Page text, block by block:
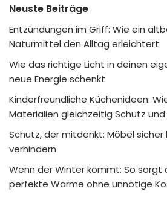
Neuste Beiträge
Entzündungen im Griff: Wie ein
Naturmittel den Alltag erleichtert
Wie das richtige Licht in deinen
neue Energie schenkt
Kinderfreundliche Küchenideen:
Materialien gleichzeitig Schutz
Schutz, der mitdenkt: Möbel
verhindern
Wenn der Winter kommt: So sorgt
perfekte Wärme ohne unnötige